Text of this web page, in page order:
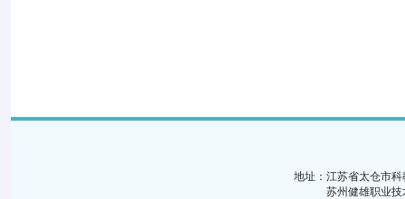
地址：江苏省太仓市
苏州健雄职业